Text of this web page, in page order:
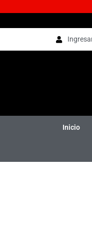
Inicio